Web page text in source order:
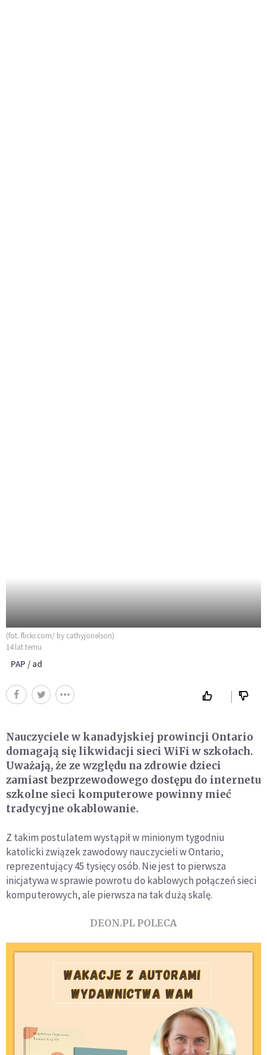
(fot. flickr.com/ by cathyjonelson)
14 lat temu
PAP / ad
Nauczyciele w kanadyjskiej prowincji Ontario
domagają się likwidacji sieci WiFi w szkołach.
Uważają, że ze względu na zdrowie dzieci
zamiast bezprzewodowego dostępu do internetu
szkolne sieci komputerowe powinny mieć
tradycyjne okablowanie.
Z takim postulatem wystąpił w minionym tygodniu
katolicki związek zawodowy nauczycieli w Ontario,
reprezentujący 45 tysięcy osób. Nie jest to pierwsza
inicjatywa w sprawie powrotu do kablowych połączeń sieci
komputerowych, ale pierwsza na tak dużą skalę.
DEON.PL POLECA